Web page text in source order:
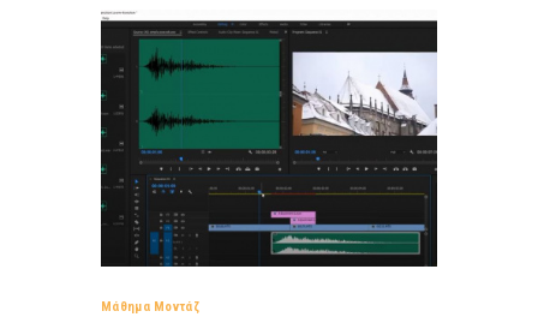
Μάθημα Μοντάζ